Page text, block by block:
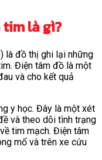
là gì?
là đồ thị ghi lại những
Điện tâm đồ là một
và cho kết quả
y học. Đây là một xét
và theo dõi tình trạng
tim mạch. Điện tâm
mổ và trên xe cứu